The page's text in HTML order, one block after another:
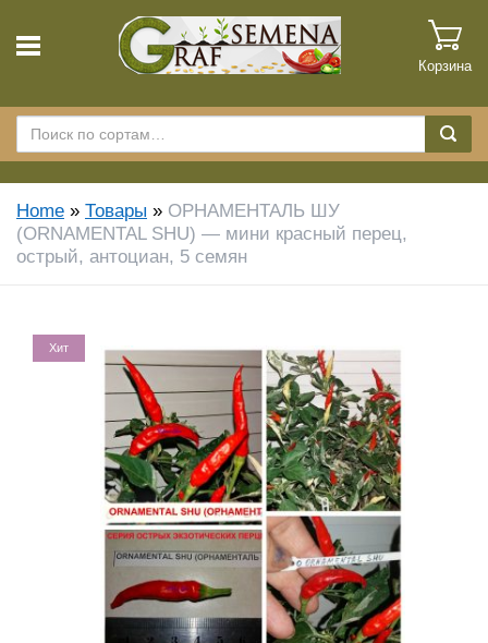
Корзина
Home » Товары » ОРНАМЕНТАЛЬ ШУ
(ORNAMENTAL SHU) — мини красный перец,
острый, антоциан, 5 семян
Хит